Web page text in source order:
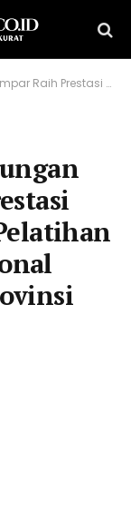
Nasional (PKN) di BPSDMD Provinsi Banten